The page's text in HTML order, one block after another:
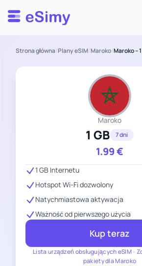
Esimy
Strona główna/Plany eSIM/Maroko/Maroko –
Maroko
1 GB 7 dni
1.99€
Lista urządzeń obsługujących eSIM-
pakiety dla Maroko
1 GB Internetu
Hotspot Wi-Fi dozwolony
Natychmiastowa aktywacja
Ważność od pierwszego użycia
Kup teraz